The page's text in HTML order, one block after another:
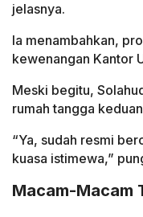
jelasnya.
Ia menambahkan,
kewenangan Kantor
Meski begitu,
rumah tangga
“Ya, sudah resmi
kuasa istimewa,”
Macam-Macam